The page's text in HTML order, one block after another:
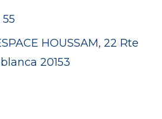
55
HOUSSAM, 22 Rte
20153